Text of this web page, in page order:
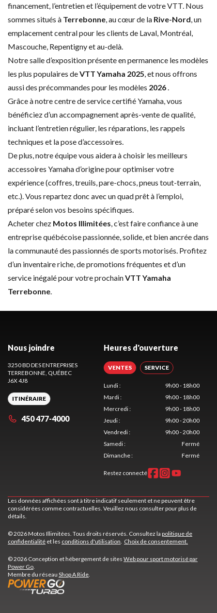
financement, l’entretien et l’équipement de votre VTT. Nous
sommes situés à Terrebonne, au cœur de la Rive-Nord, un
emplacement central pour les clients de Laval, Montréal,
Mascouche, Repentigny et au-delà.
Notre salle d’exposition présente en permanence les modèles
les plus populaires deVTT Yamaha 2025, et nous offrons
aussi des précommandes pour les modèles 2026.
Grâce à notre centre de service certifié Yamaha, vous
bénéficiez d’un accompagnement après-vente de qualité,
incluant l’entretien régulier, les réparations, les rappels
techniques et la pose d’accessoires.
De plus, notre équipe vous aidera à choisir les meilleurs
accessoires Yamaha d’origine pour optimiser votre
expérience (coffres, treuils, pare-chocs, pneus tout-terrain,
etc.). Vous repartez donc avec un quad prêt à l’emploi,
préparé selon vos besoins spécifiques.
Acheter chez Motos Illimitées, c’est faire confiance à une
entreprise québécoise passionnée, solide, et bien ancrée dans
la communauté des passionnés de sports motorisés. Profitez
d’un inventaire riche, depromotions fréquentes et d’un
service inégalépour votre prochainVTT Yamaha
Terrebonne.
Nous joindre
3250 BD DES ENTREPRISES
TERREBONNE , QUÉBEC
J6X 4J8
ITINÉRAIRE
450 477-4000
Heures d'ouverture
VENTES SERVICE
Lundi:
9h00 - 18h00
Mardi:
9h00 - 18h00
Mercredi:
9h00 - 18h00
Jeudi:
9h00 - 20h00
Vendredi:
9h00 - 20h00
Samedi:
Fermé
Dimanche: Fermé
Restez connecté
Les données affichées sont à titre indicatif seulement et ne peuvent être
considérées comme contractuelles. Veuillez nous consulter pour plus de
détails.
© 2026 Motos Illimitées. Tous droits réservés. Consultez la politique de
confidentialité et les conditions d'utilisation Choix de consentement.
© 2026 Conception et hébergement de sites Web pour sport motorisé par
Power Go
Membre du réseau Shop A Ride